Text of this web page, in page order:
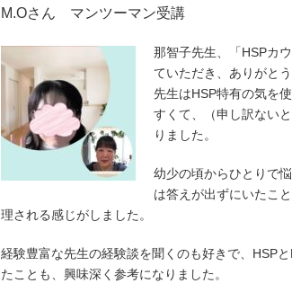
M.Oさん マンツーマン受講
那智子先生、「HSPカ
ていただき、ありがと
先生はHSP特有の気を
すくて、（申し訳ない
りました。
幼少の頃からひとりで
は答えが出ずにいたこ
理される感じがしました。
経験豊富な先生の経験談を聞くのも好きで、HSP
たことも、興味深く参考になりました。